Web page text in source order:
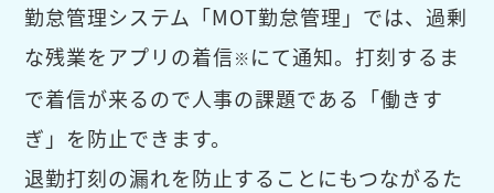
勤怠管理システム「MOT勤怠管理」では、過剰
な残業をアプリの着信※にて通知。打刻するま
で着信が来るので人事の課題である「働きす
ぎ」を防止できます。
退勤打刻の漏れを防止することにもつながるた